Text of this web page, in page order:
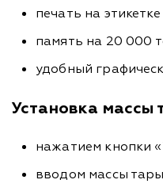
печать на
память на 20 000
удобный
Установка массы
нажатием кнопки
вводом массы